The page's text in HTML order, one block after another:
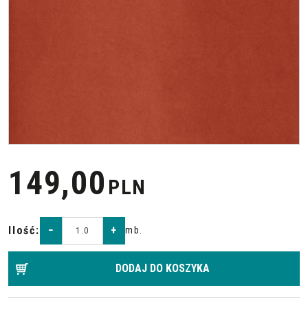
149,00 PLN
Ilość: − + mb.
DODAJ DO KOSZYKA